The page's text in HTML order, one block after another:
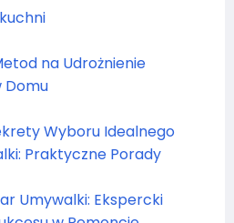
na Udrożnienie
Domu
Wyboru Idealnego
Praktyczne Porady
Umywalki: Ekspercki